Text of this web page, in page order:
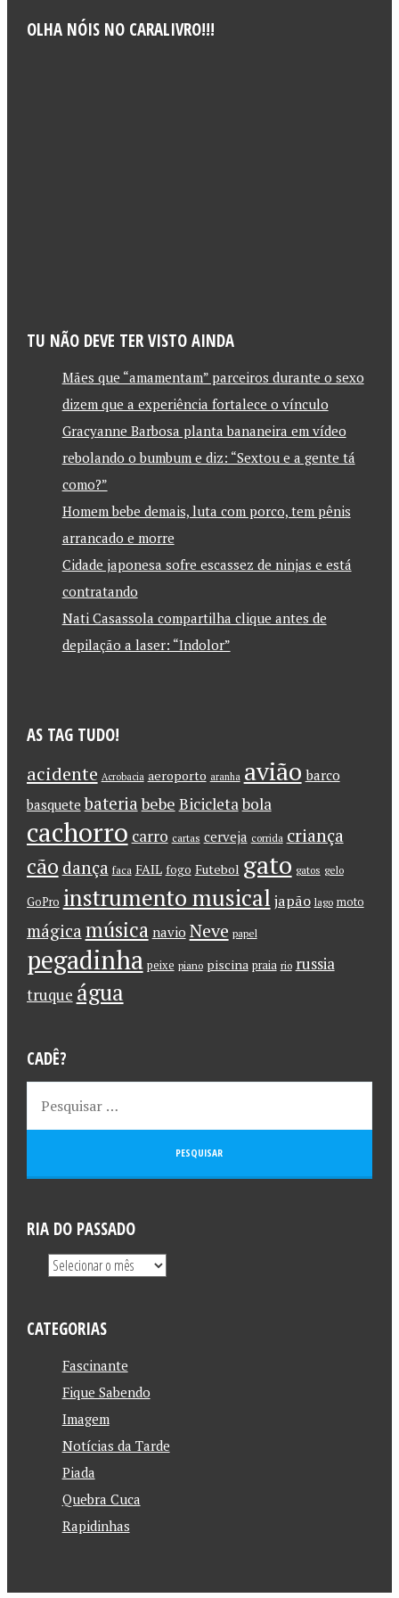
OLHA NÓIS NO CARALIVRO!!!
TU NÃO DEVE TER VISTO AINDA
Mães que “amamentam” parceiros durante o sexo
dizem que a experiência fortalece o vínculo
Gracyanne Barbosa planta bananeira em vídeo
rebolando o bumbum e diz: “Sextou e a gente tá
como?”
Homem bebe demais, luta com porco, tem pênis
arrancado e morre
Cidade japonesa sofre escassez de ninjas e está
contratando
Nati Casassola compartilha clique antes de
depilação a laser: “Indolor”
AS TAG TUDO!
acidente Acrobacia aeroporto aranha avião barco
basquete bateria bebe Bicicletabola
cachorro carro cartas cerveja corrida criança
cão dança faca FAIL fogo Futebol gato gatos gelo
GoPro instrumento musical japão lago moto
mágica música navio Neve papel
pegadinha peixe piano piscina praia rio russia
truque água
CADÊ?
RIA DO PASSADO
CATEGORIAS
Fascinante
Fique Sabendo
Imagem
Notícias da Tarde
Piada
Quebra Cuca
Rapidinhas